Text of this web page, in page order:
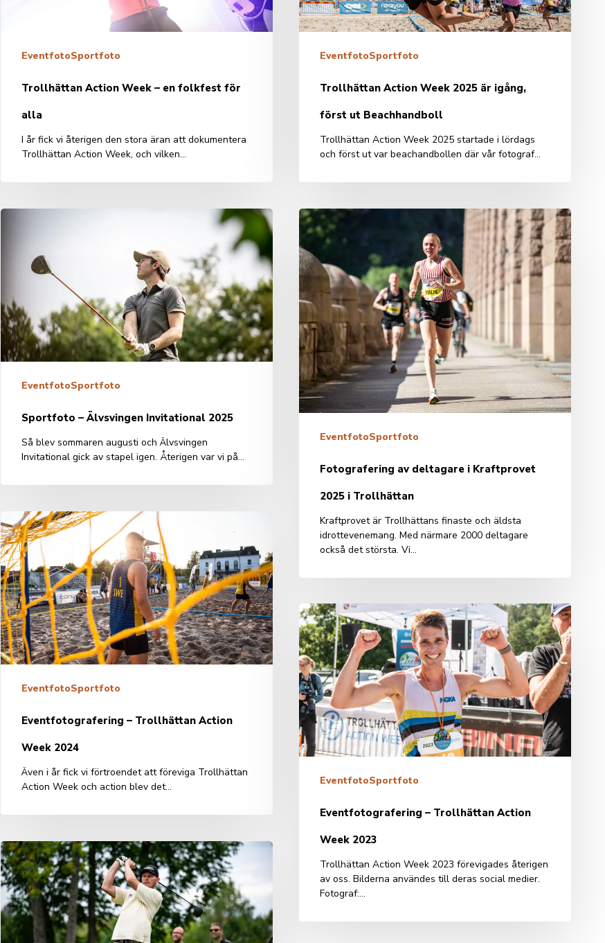
EventfotoSportfoto
Trollhättan Action Week – en folkfest för
alla
I år fick vi återigen den stora äran att dokumentera
Trollhättan Action Week, och vilken…
ut
Beachhandboll
EventfotoSportfoto
Trollhättan Action Week 2025 är igång,
först ut Beachhandboll
Trollhättan Action Week 2025 startade i lördags
och först ut var beachandbollen där vår fotograf…
Sportfoto
Älvsvingen
Invitational
EventfotoSportfoto
Sportfoto – Älvsvingen Invitational 2025
Så blev sommaren augusti och Älvsvingen
Invitational gick av stapel igen. Återigen var vi på…
Fotografering
av
deltagare
i
Kraftprovet
2025
i
Trollhättan
EventfotoSportfoto
Fotografering av deltagare i Kraftprovet
2025 i Trollhättan
Kraftprovet är Trollhättans finaste och äldsta
idrottevenemang. Med närmare 2000 deltagare
också det största. Vi…
Eventfotografering
–
Trollhättan
Action
Week
2024
EventfotoSportfoto
Eventfotografering – Trollhättan Action
Week 2024
Även i år fick vi förtroendet att föreviga Trollhättan
Action Week och action blev det…
Eventfotografering
–
Trollhättan
Action
Week
2023
EventfotoSportfoto
Eventfotografering – Trollhättan Action
Week 2023
Trollhättan Action Week 2023 förevigades återigen
av oss. Bilderna användes till deras social medier.
Fotograf:…
Sportfoto
–
Älsvingen
Invitational
2023